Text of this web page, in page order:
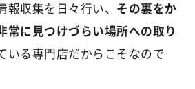
収集を日々行い、 その裏をか
常に見つけづらい場所への取り
いる専門店だからこそなので